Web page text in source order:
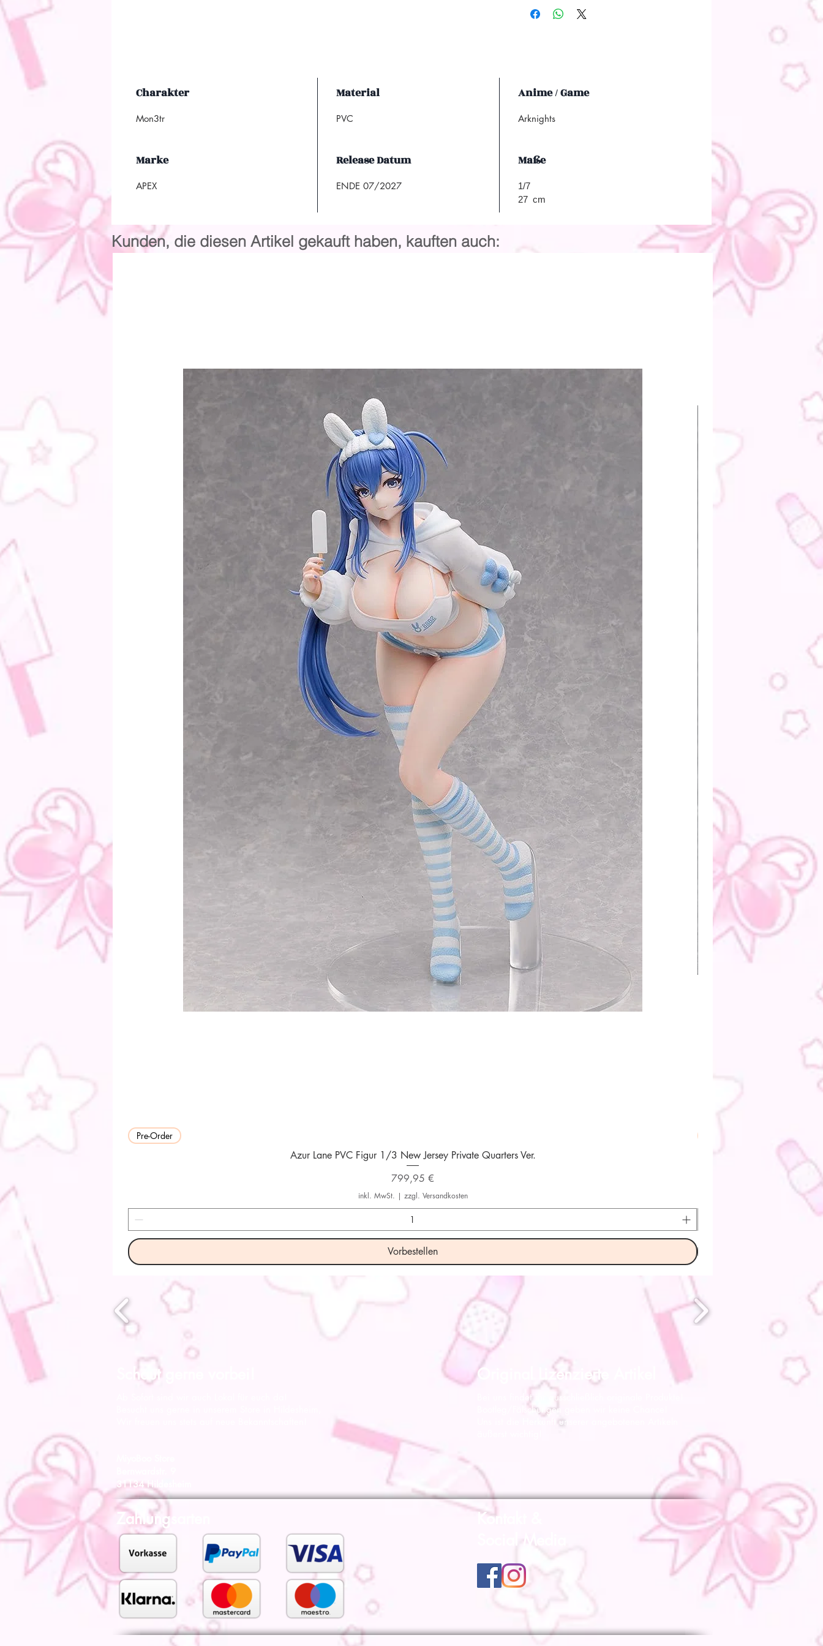
Charakter
Mon3tr
Material
PVC
Anime / Game
Arknights
Marke
APEX
Release Datum
ENDE 07/2027
Maße
1/7
27 cm
Kunden, die diesen Artikel gekauft haben, kauften auch:
Pre-Order
Azur Lane PVC Figur 1/3 New Jersey Private Quarters Ver.
Preis
799,95 €
inkl. MwSt. | zzgl. Versandkosten
Vorbestellen
Schaut gerne vorbei! Original Lizenzierte Artikel
Bei uns findet ihr ausschließlich originale Produkte!
Bootleg/Fälschungen geben wir keine Chance!
Uns ist die Herkunft unserer angebotenen Artikeln
31134 Hildesheim
Zahlungsarten
Kontakt &
Social Media